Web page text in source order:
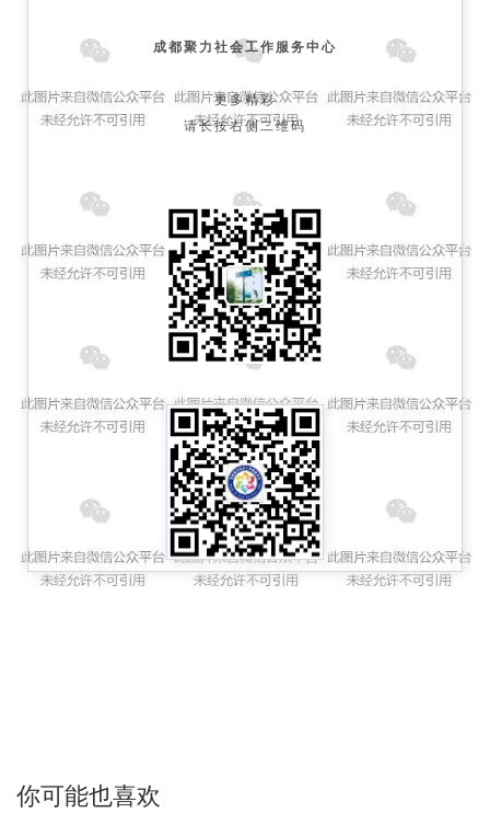
成都聚力社会工作服务中心
更多精彩
请长按右侧二维码
你可能也喜欢